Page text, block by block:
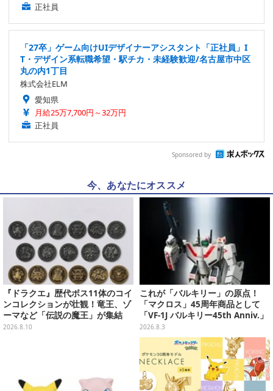
正社員
「27卒」ゲーム向けUIデザイナーアシスタント「正社員」I
T・デザイン系転職希望・駅チカ・未経験歓迎/名古屋市中区
丸の内1丁目
株式会社ELM
愛知県
月給25万7,700円～32万円
正社員
Sponsored by
今、あなたにオススメ
『ドラクエ』歴代ボス11体のコイ
ンコレクションが壮観！竜王、ゾ
ーマなど「伝説の魔王」が集結
2026.8.10
これが「バルキリー」の原点！
「マクロス」45周年商品として
「VF-1J バルキリー45th Anniv.」
が予約開始
2026.8.3